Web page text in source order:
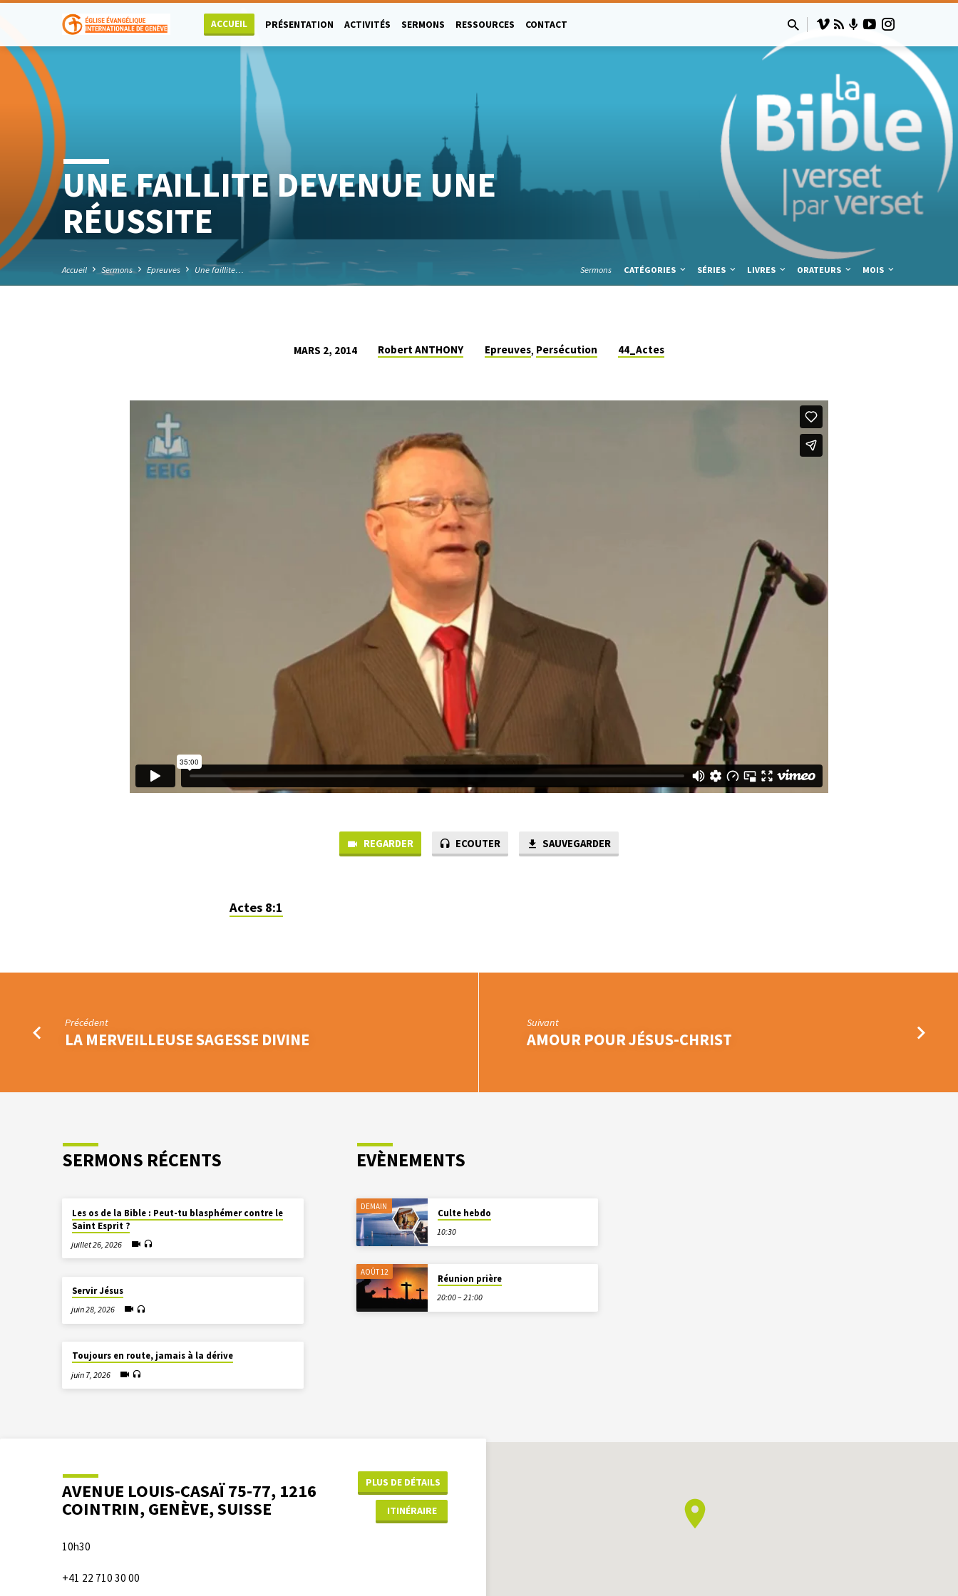
ACCUEIL PRÉSENTATION ACTIVITÉS SERMONS RESSOURCES CONTACT
UNE FAILLITE DEVENUE UNE
RÉUSSITE
Accueil Sermons Epreuves Une faillite… Sermons CATÉGORIES SÉRIES LIVRES ORATEURS MOIS
FAILLITE
DEVENUE
MARS 2, 2014 Robert ANTHONY Epreuves, Persécution 44_Actes
REGARDER ECOUTER SAUVEGARDER
Actes 8:1
Précédent
LA MERVEILLEUSE SAGESSE DIVINE
Suivant
AMOUR POUR JÉSUS-CHRIST
SERMONS RÉCENTS
Les os de la Bible : Peut-tu blasphémer contre le
Saint Esprit ?
juillet 26, 2026
Servir Jésus
juin 28, 2026
Toujours en route, jamais à la dérive
juin 7, 2026
EVÈNEMENTS
DEMAIN
Culte hebdo
10:30
AOÛT 12
Réunion prière
20:00 – 21:00
AVENUE LOUIS-CASAÏ 75-77, 1216
COINTRIN, GENÈVE, SUISSE
PLUS DE DÉTAILS
ITINÉRAIRE
10h30
+41 22 710 30 00